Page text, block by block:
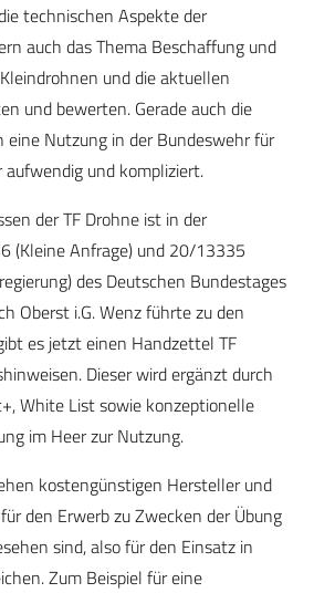
technischen Aspekte der
auch das Thema Beschaffung und
und die aktuellen
und bewerten. Gerade auch die
Nutzung in der Bundeswehr für
aufwendig und kompliziert.
der TF Drohne ist in der
(Kleine Anfrage) und 20/13335
des Deutschen Bundestages
Oberst i.G. Wenz führte zu den
es jetzt einen Handzettel TF
Dieser wird ergänzt durch
White List sowie konzeptionelle
im Heer zur Nutzung.
kostengünstigen Hersteller und
den Erwerb zu Zwecken der Übung
sind, also für den Einsatz in
Zum Beispiel für eine